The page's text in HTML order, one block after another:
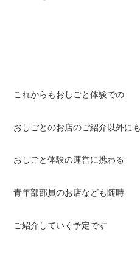
これからもおしごと体験での
おしごとのお店のご紹介以外にも
おしごと体験の運営に携わる
青年部部員のお店なども随時
ご紹介していく予定です